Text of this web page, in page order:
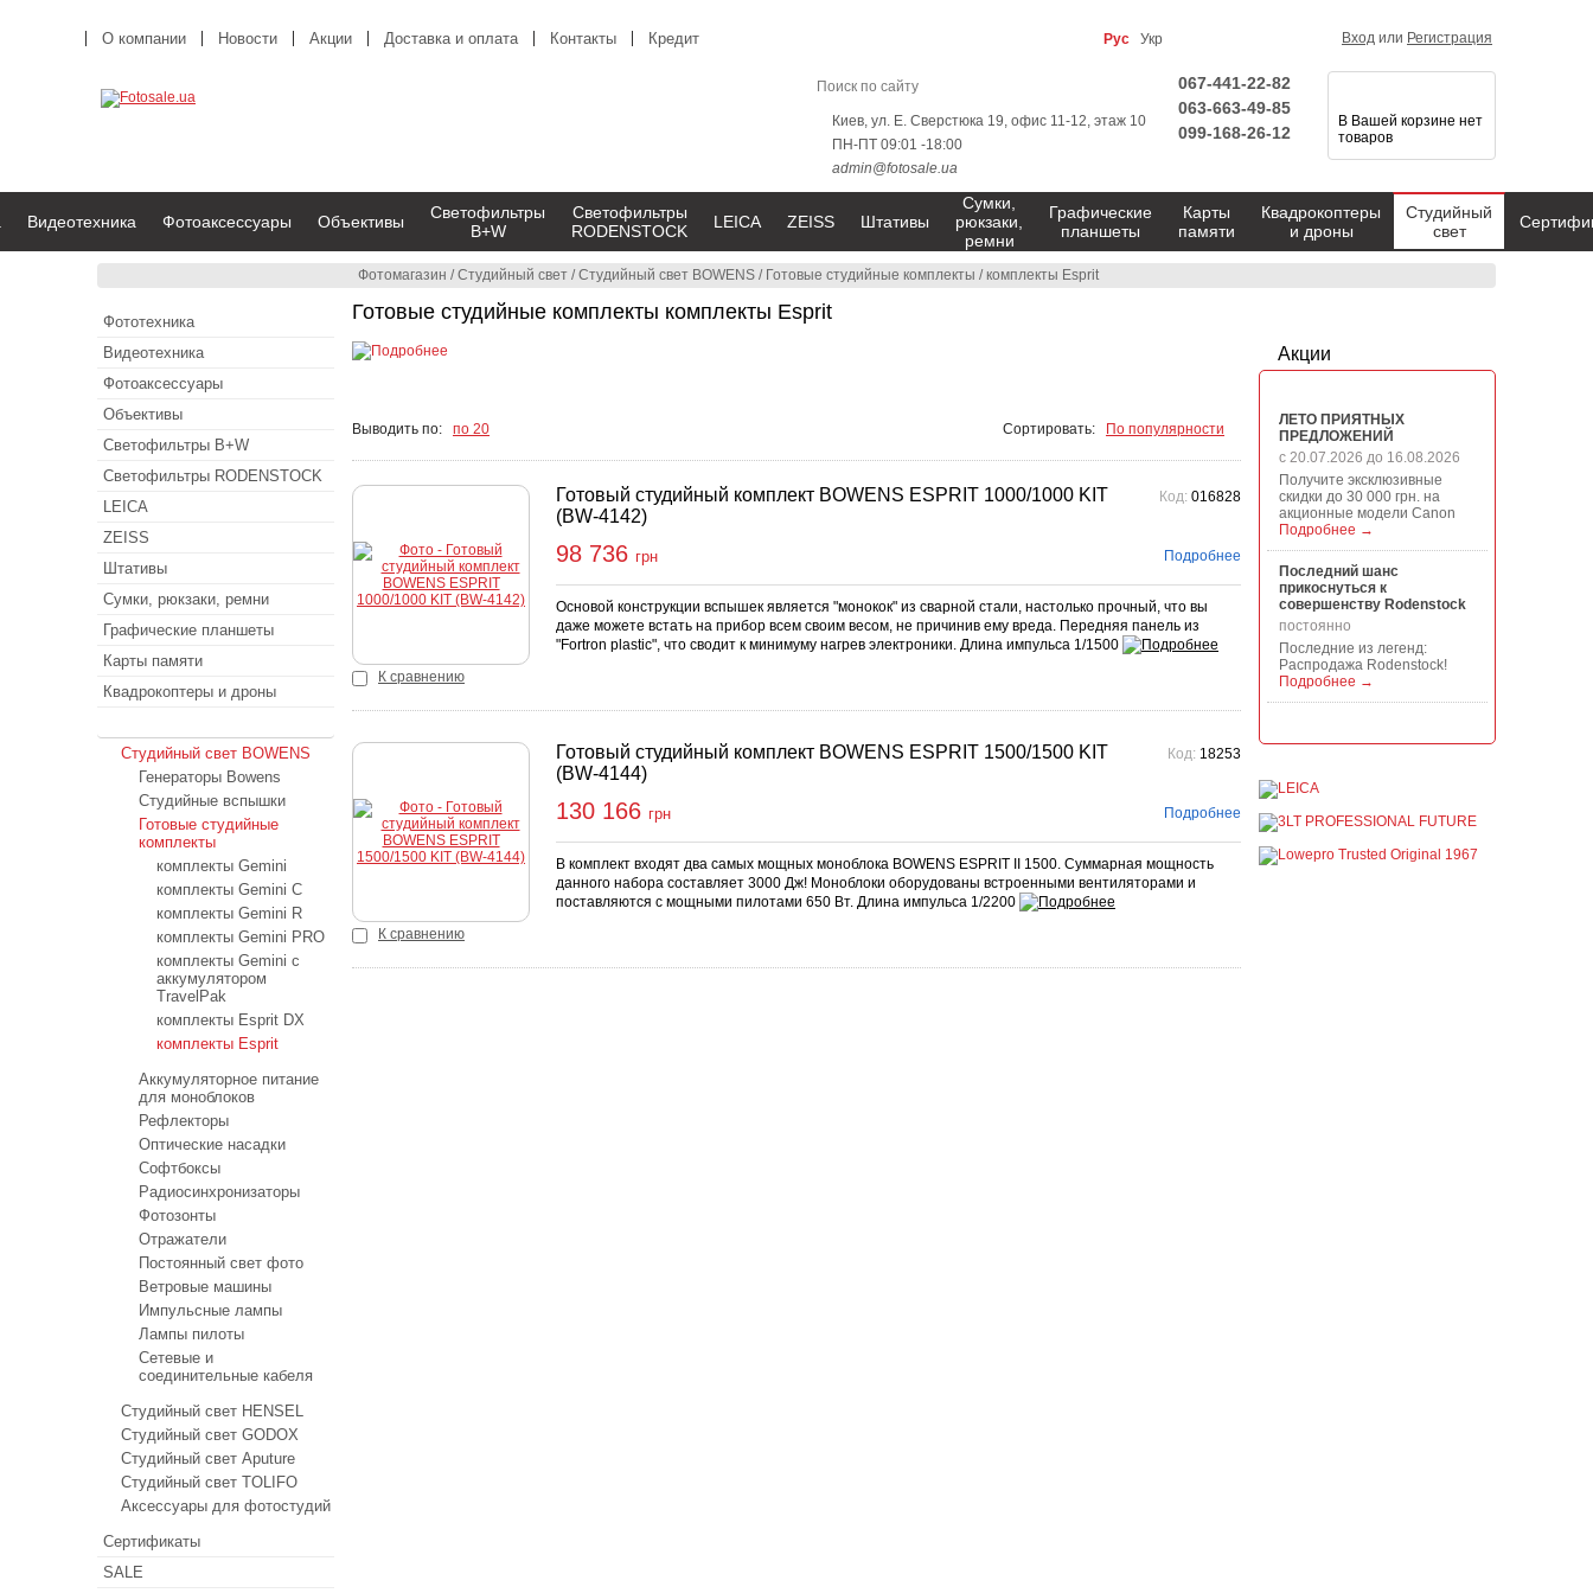
Фотомагазин /Студийный свет /Студийный свет BOWENS / Готовые студийные комплекты /комплекты Esprit
Готовые студийные комплекты комплекты Esprit
Выводить по: по 20 Сортировать: По популярности
К сравнению
Готовый студийный комплект BOWENS ESPRIT 1000/1000 KIT
(BW-4142)
Код: 016828
98 736 грн
Купить Подробнее
Основой конструкции вспышек является "монокок" из сварной стали, настолько прочный, что вы
даже можете встать на прибор всем своим весом, не причинив ему вреда. Передняя панель из
"Fortron plastic", что сводит к минимуму нагрев электроники. Длина импульса 1/1500
К сравнению
Готовый студийный комплект BOWENS ESPRIT 1500/1500 KIT
(BW-4144)
Код: 18253
130 166 грн
Купить Подробнее
В комплект входят два самых мощных моноблока BOWENS ESPRIT II 1500. Суммарная мощность
данного набора составляет 3000 Дж! Моноблоки оборудованы встроенными вентиляторами и
поставляются с мощными пилотами 650 Вт. Длина импульса 1/2200
Акции
ЛЕТО ПРИЯТНЫХ
ПРЕДЛОЖЕНИЙ
с 20.07.2026 до 16.08.2026
Получите эксклюзивные
скидки до 30 000 грн. на
акционные модели Canon
Подробнее →
Последний шанс
прикоснуться к
совершенству Rodenstock
постоянно
Последние из легенд:
Распродажа Rodenstock!
Подробнее →
Manfrotto, National
продукции Manfrotto, National
гарантиров...
Подробнее →
О компании Новости Акции Доставка и оплата Контакты Кредит Рус Укр Вход или Регистрация
Киев, ул. Е. Сверстюка 19, офис 11-12, этаж 10
ПН-ПТ 09:01 -18:00
admin@fotosale.ua
067-441-22-82
063-663-49-85
099-168-26-12
В Вашей корзине нет
товаров
Видеотехника Фотоаксессуары Объективы
Светофильтры
B+W
Светофильтры
RODENSTOCK
LEICA ZEISS Штативы
Сумки,
рюкзаки,
ремни
Графические
планшеты
Карты
памяти
Квадрокоптеры
и дроны
Студийный
свет
Фототехника
Видеотехника
Фотоаксессуары
Объективы
Светофильтры B+W
Светофильтры RODENSTOCK
LEICA
ZEISS
Штативы
Сумки, рюкзаки, ремни
Графические планшеты
Карты памяти
Квадрокоптеры и дроны
Студийный свет BOWENS
Генераторы Bowens
Студийные вспышки
Готовые студийные
комплекты
комплекты Gemini
комплекты Gemini C
комплекты Gemini R
комплекты Gemini PRO
комплекты Gemini с
аккумулятором
TravelPak
комплекты Esprit DX
комплекты Esprit
Аккумуляторное питание
для моноблоков
Рефлекторы
Оптические насадки
Софтбоксы
Радиосинхронизаторы
Фотозонты
Отражатели
Постоянный свет фото
Ветровые машины
Импульсные лампы
Лампы пилоты
Сетевые и
соединительные кабеля
Студийный свет HENSEL
Студийный свет GODOX
Студийный свет Aputure
Студийный свет TOLIFO
Аксессуары для фотостудий
Сертификаты
SALE